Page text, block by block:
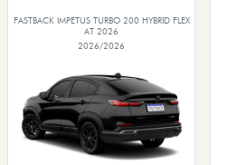
FASTBACK IMPETUS TURBO 200 HYBRID FLEX
AT 2026
2026/2026